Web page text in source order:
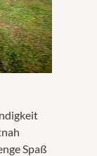
Spaß